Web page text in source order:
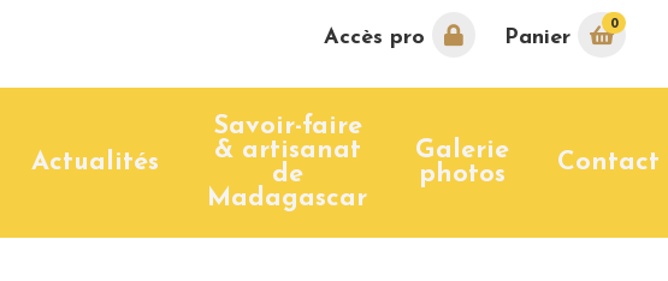
Accès pro Panier
0
Actualités
Savoir-faire
& artisanat
de
Madagascar
Galerie
photos
Contact